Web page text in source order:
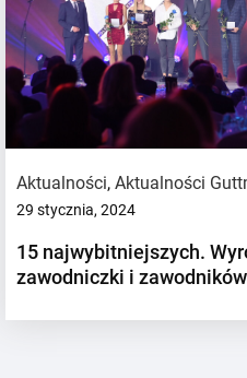
Aktualności, Aktualności
29 stycznia, 2024
15 najwybitniejszych.
zawodniczki i